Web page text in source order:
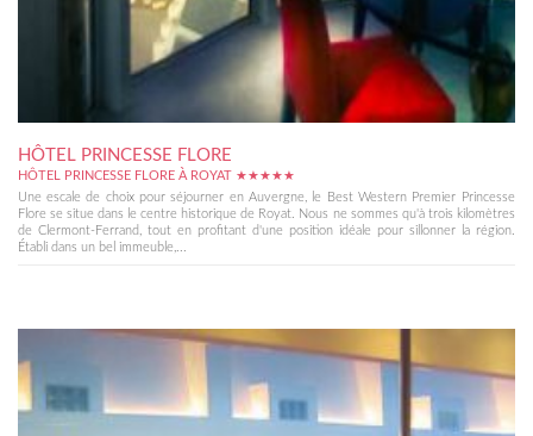
HÔTEL PRINCESSE FLORE
HÔTEL PRINCESSE FLORE À ROYAT ★★★★★
Une escale de choix pour séjourner en Auvergne, le Best Western Premier Princesse
Flore se situe dans le centre historique de Royat. Nous ne sommes qu'à trois kilomètres
de Clermont-Ferrand, tout en profitant d'une position idéale pour sillonner la région.
Établi dans un bel immeuble,...